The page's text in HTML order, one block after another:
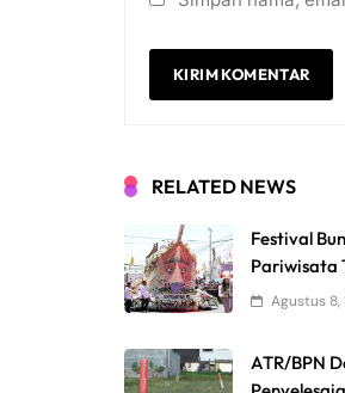
RELATED NEWS
Festival
Pariwisata
Agustus 8,
ATR/BPN